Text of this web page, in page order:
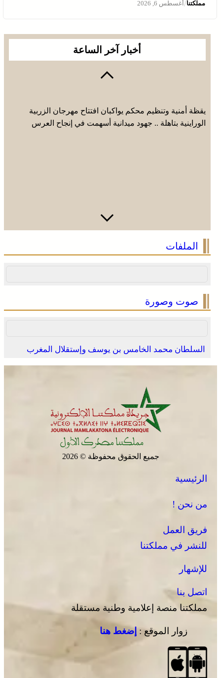
مملكتنا/أغسطس 6, 2026
أخبار آخر الساعة
يقظة أمنية وتنظيم محكم يواكبان افتتاح مهرجان الزربية
الوراينية بتاهلة .. جهود ميدانية أسهمت في إنجاح العرس
الملفات
صوت وصورة
السلطان محمد الخامس بن يوسف وإستقلال المغرب
جميع الحقوق محفوظة © 2026
الرئيسية
من نحن !
فريق العمل
للنشر في مملكتنا
للإشهار
اتصل بنا
مملكتنا منصة إعلامية وطنية مستقلة
زوار الموقع : إضغط هنا